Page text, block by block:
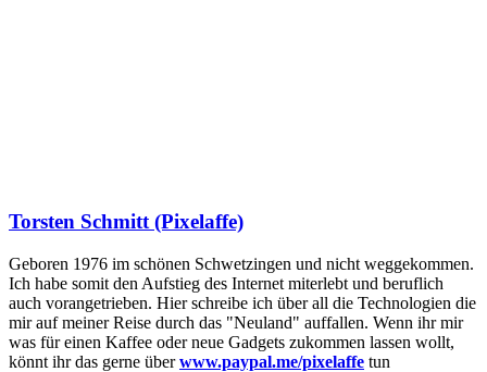
Torsten Schmitt (Pixelaffe)
Geboren 1976 im schönen Schwetzingen und nicht weggekommen.
Ich habe somit den Aufstieg des Internet miterlebt und beruflich
auch vorangetrieben. Hier schreibe ich über all die Technologien die
mir auf meiner Reise durch das "Neuland" auffallen. Wenn ihr mir
was für einen Kaffee oder neue Gadgets zukommen lassen wollt,
könnt ihr das gerne überwww.paypal.me/pixelaffe tun